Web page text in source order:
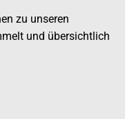
zu unseren
und übersichtlich